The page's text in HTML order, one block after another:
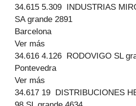
34.615 5.309 INDUSTRIAS
SA grande 2891
Barcelona
Ver más
34.616 4.126 RODOVIGO SL
Pontevedra
Ver más
34.617 19 DISTRIBUCIONES